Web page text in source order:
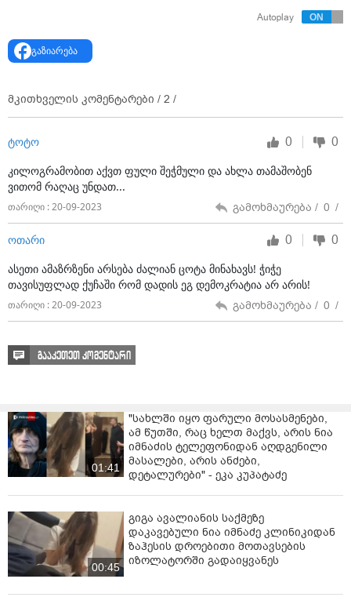
Autoplay
გაზიარება
მკითხველის კომენტარები / 2 /
ტოტო 0 0
კილოგრამობით აქვთ ფული შეჭმული და ახლა თამაშობენ
ვითომ რაღაც უნდათ...
თარიღი : 20-09-2023 გამოხმაურება / 0 /
ოთარი 0 0
ასეთი ამაზრზენი არსება ძალიან ცოტა მინახავს! ჭიჭე
თავისუფლად ქუჩაში რომ დადის ეგ დემოკრატია არ არის!
თარიღი : 20-09-2023 გამოხმაურება / 0 /
გააკეთეთ კომენტარი
01:41
"სახლში იყო ფარული მოსასმენები,
ამ წუთში, რაც ხელთ მაქვს, არის ნია
იმნაძის ტელეფონიდან აღდგენილი
მასალები, არის ანძები,
დეტალურები" - ეკა კუპატაძე
00:45
გიგა ავალიანის საქმეზე
დაკავებული ნია იმნაძე კლინიკიდან
ზაჰესის დროებითი მოთავსების
იზოლატორში გადაიყვანეს